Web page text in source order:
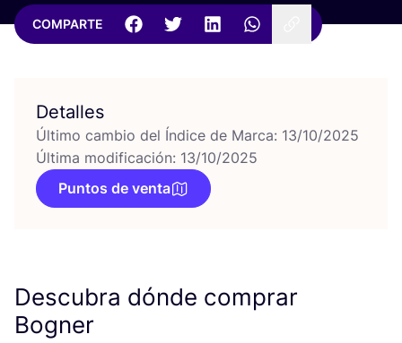
COMPARTE
Detalles
Último cambio del Índice de Marca: 13/10/2025
Última modificación: 13/10/2025
Puntos de venta
Descubra dónde comprar
Bogner